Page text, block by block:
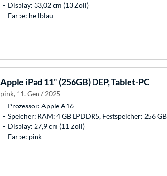
Display: 33,02 cm (13 Zoll)
Farbe: hellblau
Apple iPad 11" (256GB) DEP, Tablet-PC
pink, 11. Gen / 2025
Prozessor: Apple A16
Speicher: RAM: 4 GB LPDDR5, Festspeicher: 256 GB
Display: 27,9 cm (11 Zoll)
Farbe: pink